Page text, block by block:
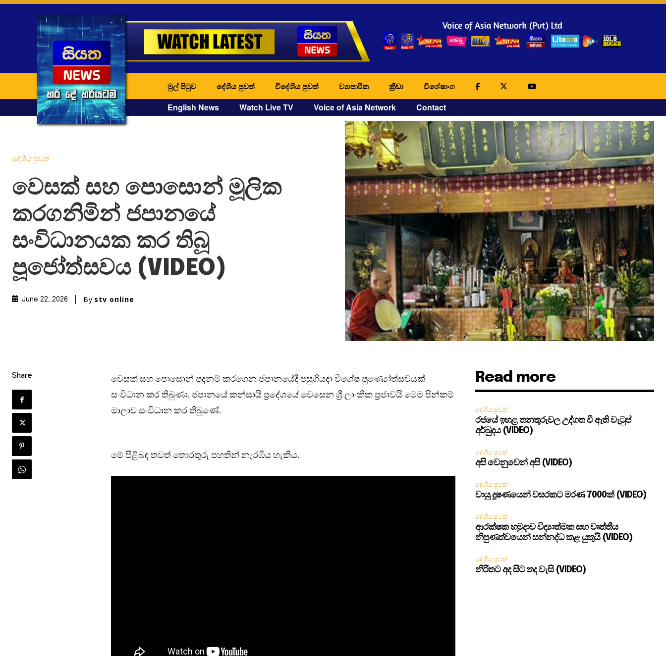
මුල් පිටුව දේශීය පුවත් විදේශීය පුවත් ව්‍යාපාරික ක්‍රීඩා විශේෂාංග
English News Watch Live TV Voice of Asia Network Contact
දේශීය පුවත්
වෙසක් සහ පොසොන් මූලික
කරගනිමින් ජපානයේ
සංවිධානයක කර තිබූ
පූජෝත්සවය (VIDEO)
June 22, 2026 By stv online
Share
වෙසක් සහ පොසොන් පදනම් කරගෙන ජපානයේදී පසුගියදා විශේෂ පුණ්‍යෝත්සවයක්
සංවිධාන කර තිබුණා. ජපානයේ කන්සායි ප්‍රදේශයේ වෙසෙන ශ්‍රී ලාංකික ප්‍රජාවයි මෙම පින්කම්
මාලාව සංවිධාන කර තිබුණේ.
මේ පිළිබඳ තවත් තොරතුරු පහතින් නැරඹිය හැකිය.
Read more
දේශීය පුවත්
රජයේ ඉහළ තනතුරුවල උද්ගත වී ඇති වැටුප්
අර්බුදය (VIDEO)
දේශීය පුවත්
අපි වෙනුවෙන් අපි (VIDEO)
දේශීය පුවත්
වායු දූෂණයෙන් වසරකට මරණ 7000ක් (VIDEO)
දේශීය පුවත්
ආරක්ෂක හමුදාව විද්‍යාත්මක සහ වෘත්තීය
නිපුණත්වයෙන් සන්නද්ධ කළ යුතුයි (VIDEO)
දේශීය පුවත්
නිරිතට අද සිට තද වැසි (VIDEO)